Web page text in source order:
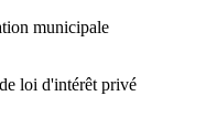
municipale
loi d'intérêt privé